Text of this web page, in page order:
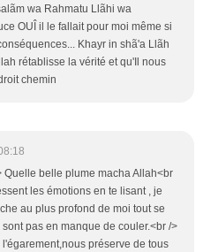
wa Rahmatu Llãhi wa
OUÎ il le fallait pour moi même si
Khayr in shã'a Llãh
rétablisse la vérité et qu'Il nous
chemin
Quelle belle plume macha Allah<br
les émotions en te lisant , je
au plus profond de moi tout se
pas en manque de couler.<br />
préserve de tous